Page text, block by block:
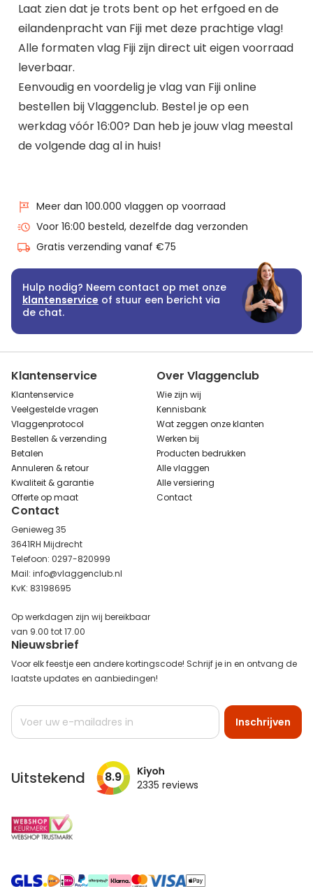
Laat zien dat je trots bent op het erfgoed en de
eilandenpracht van Fiji met deze prachtige vlag!
Alle formaten vlag Fiji zijn direct uit eigen voorraad
leverbaar.
Eenvoudig en voordelig je vlag van Fiji online
bestellen bij Vlaggenclub. Bestel je op een
werkdag vóór 16:00? Dan heb je jouw vlag meestal
de volgende dag al in huis!
Meer dan 100.000 vlaggen op voorraad
Voor 16:00 besteld, dezelfde dag verzonden
Gratis verzending vanaf €75
Hulp nodig? Neem contact op met onze
klantenservice of stuur een bericht via
de chat.
Klantenservice
Klantenservice
Veelgestelde vragen
Vlaggenprotocol
Bestellen & verzending
Betalen
Annuleren & retour
Kwaliteit & garantie
Offerte op maat
Over Vlaggenclub
Wie zijn wij
Kennisbank
Wat zeggen onze klanten
Werken bij
Producten bedrukken
Alle vlaggen
Alle versiering
Contact
Contact
Genieweg 35
3641RH Mijdrecht
Telefoon: 0297-820999
Mail: info@vlaggenclub.nl
KvK: 83198695
Op werkdagen zijn wij bereikbaar
van 9.00 tot 17.00
Nieuwsbrief
Voor elk feestje een andere kortingscode! Schrijf je in en ontvang de
laatste updates en aanbiedingen!
Abonneer
op
Inschrijven
Uitstekend 8.9 2335 reviews